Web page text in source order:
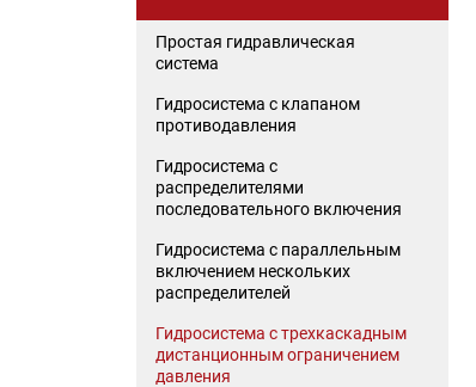
Простая гидравлическая
система
Гидросистема с клапаном
противодавления
Гидросистема с
распределителями
последовательного включения
Гидросистема с параллельным
включением нескольких
распределителей
Гидросистема с трехкаскадным
дистанционным ограничением
давления